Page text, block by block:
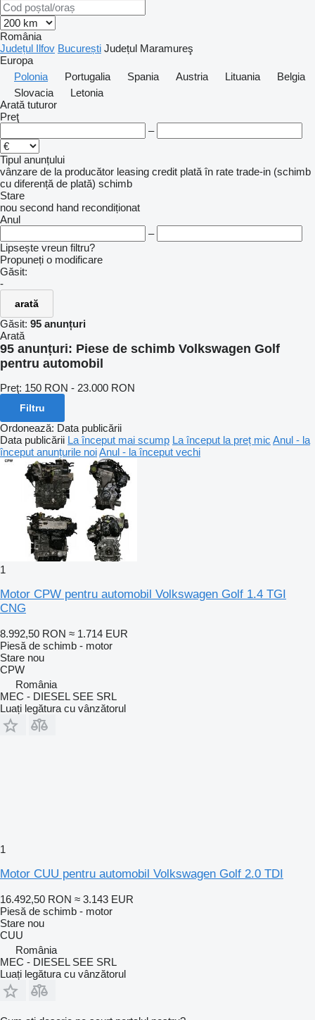
România
Județul Ilfov București Județul Maramureş
Europa
Polonia
Portugalia Spania Austria Lituania
Belgia
Slovacia
Letonia
Arată tuturor
Preţ
–
Tipul anunțului
vânzare de la producător leasing credit plată în rate trade-in (schimb
cu diferență de plată) schimb
Stare
nou second hand recondiționat
Anul
–
Lipsește vreun filtru?
Propuneți o modificare
Găsit:
-
arată
Găsit: 95 anunțuri
Arată
95 anunțuri: Piese de schimb Volkswagen Golf
pentru automobil
Preţ: 150 RON - 23.000 RON
Filtru
Ordonează: Data publicării
Data publicării La început mai scump La început la preț mic Anul - la
început anunțurile noiAnul - la început vechi
1
Motor CPW pentru automobil Volkswagen Golf 1.4 TGI
CNG
8.992,50 RON ≈ 1.714 EUR
Piesă de schimb - motor
Stare nou
CPW
România
MEC - DIESEL SEE SRL
Luați legătura cu vânzătorul
1
Motor CUU pentru automobil Volkswagen Golf 2.0 TDI
16.492,50 RON ≈ 3.143 EUR
Piesă de schimb - motor
Stare nou
CUU
România
MEC - DIESEL SEE SRL
Luați legătura cu vânzătorul